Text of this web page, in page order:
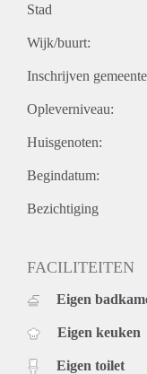
Stad
Wijk/buurt:
Inschrijven
Opleverniveau:
Huisgenoten:
Begindatum:
Bezichtiging
FACILITEITEN
Eigen
Eigen keuken
Eigen toilet